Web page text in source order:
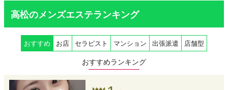
高松のメンズエステランキング
おすすめ お店 セラピスト マンション 出張派遣 店舗型
おすすめランキング